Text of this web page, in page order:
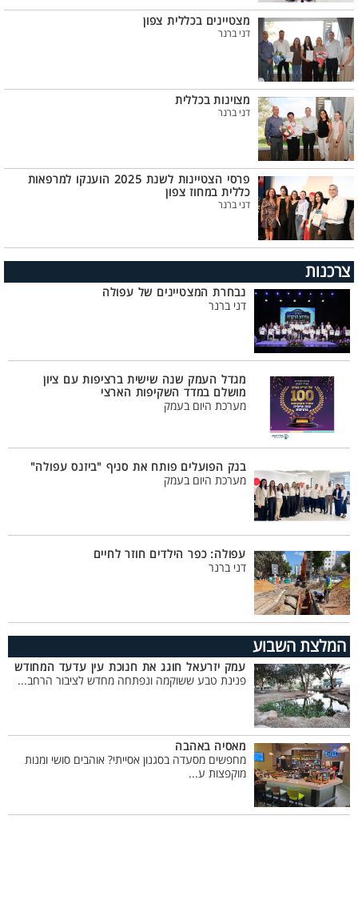
מצטיינים בכללית צפון
דני ברנר
מצוינות בכללית
דני ברנר
פרסי הצטיינות לשנת 2025 הוענקו למרפאות
כללית במחוז צפון
דני ברנר
צרכנות
נבחרת המצטיינים של עפולה
דני ברנר
מגדל העמק שנה שישית ברציפות עם ציון
מושלם במדד השקיפות הארצי
מערכת היום בעמק
בנק הפועלים פותח את סניף "ביזנס עפולה"
מערכת היום בעמק
עפולה: כפר הילדים חוזר לחיים
דני ברנר
המלצת השבוע
עמק יזרעאל חוגג את חנוכת עין עדעד המחודש
פנינת טבע ששוקמה ונפתחה מחדש לציבור הרחב...
מאסיה באהבה
מחפשים מסעדה בסגנון אסייתי? אוהבים סושי ומנות
מוקפצות ע...